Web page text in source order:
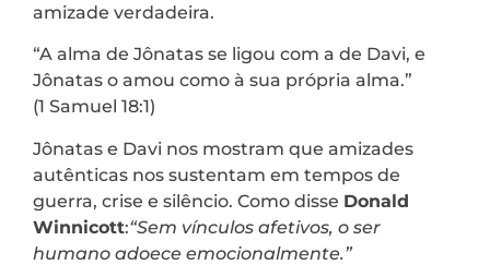
amizade verdadeira.
“A alma de Jônatas se ligou com a de Davi, e
Jônatas o amou como à sua própria alma.”
(1 Samuel 18:1)
Jônatas e Davi nos mostram que amizades
autênticas nos sustentam em tempos de
guerra, crise e silêncio. Como disse Donald
Winnicott:“Sem vínculos afetivos, o ser
humano adoece emocionalmente.”